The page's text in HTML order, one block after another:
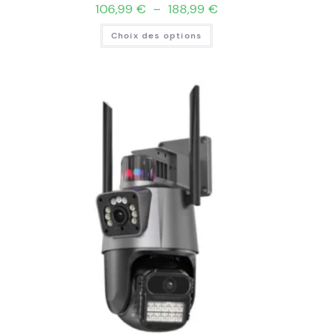
106,99 € – 188,99 €
Choix des options